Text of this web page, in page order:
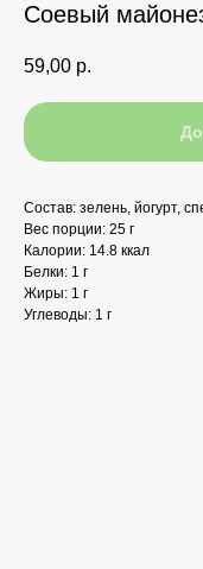
Соевый
59,00 р.
Состав: зелень, йогурт,
Вес порции: 25 г
Калории: 14.8 ккал
Белки: 1 г
Жиры: 1 г
Углеводы: 1 г